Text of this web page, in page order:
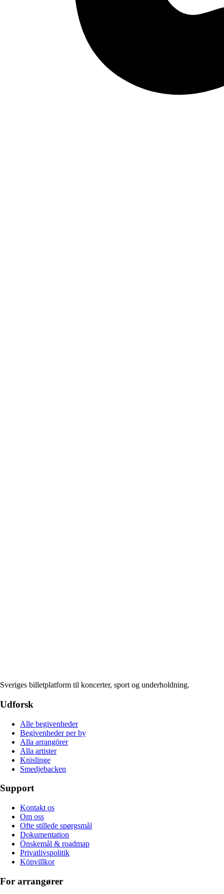
Sveriges billetplatform til koncerter, sport og underholdning.
Udforsk
Alle begivenheder
Begivenheder per by
Alla arrangörer
Alla artister
Knislinge
Smedjebacken
Support
Kontakt os
Om oss
Ofte stillede spørgsmål
Dokumentation
Önskemål & roadmap
Privatlivspolitik
Köpvillkor
For arrangører